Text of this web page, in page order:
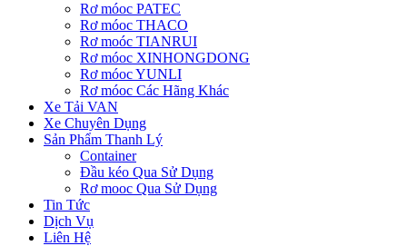
Rơ móoc PATEC
Rơ móoc THACO
Rơ moóc TIANRUI
Rơ móoc XINHONGDONG
Rơ móoc YUNLI
Rơ móoc Các Hãng Khác
Xe Tải VAN
Xe Chuyên Dụng
Sản Phẩm Thanh Lý
Container
Đầu kéo Qua Sử Dụng
Rơ mooc Qua Sử Dụng
Tin Tức
Dịch Vụ
Liên Hệ